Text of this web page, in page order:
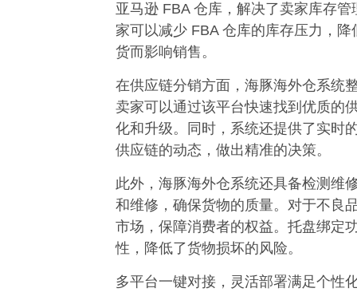
亚马逊 FBA 仓库，解决了卖家库存
家可以减少 FBA 仓库的库存压力，
货而影响销售。​
在供应链分销方面，海豚海外仓系统
卖家可以通过该平台快速找到优质的
化和升级。同时，系统还提供了实时
供应链的动态，做出精准的决策。​
此外，海豚海外仓系统还具备检测维
和维修，确保货物的质量。对于不良
市场，保障消费者的权益。托盘绑定
性，降低了货物损坏的风险。​
多平台一键对接，灵活部署满足个性